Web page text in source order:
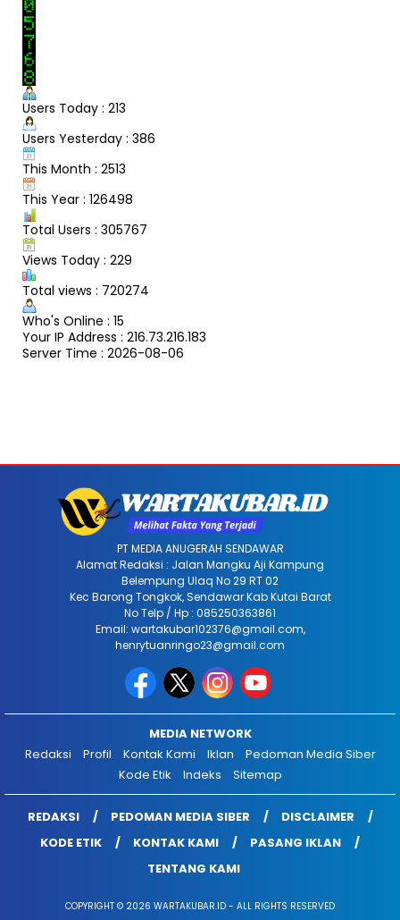
Users Today : 213
Users Yesterday : 386
This Month : 2513
This Year : 126498
Total Users : 305767
Views Today : 229
Total views : 720274
Who's Online : 15
Your IP Address : 216.73.216.183
Server Time : 2026-08-06
PT MEDIA ANUGERAH SENDAWAR
Alamat Redaksi : Jalan Mangku Aji Kampung
Belempung Ulaq No 29 RT 02
Kec Barong Tongkok, Sendawar Kab Kutai Barat
No Telp / Hp : 085250363861
Email: wartakubar102376@gmail.com,
henrytuanringo23@gmail.com
MEDIA NETWORK
Redaksi
Profil Kontak Kami Iklan
Pedoman Media Siber
Kode Etik
Indeks Sitemap
REDAKSI PEDOMAN MEDIA SIBER
DISCLAIMER
KODE ETIK
KONTAK KAMI
PASANG IKLAN
TENTANG KAMI
COPYRIGHT © 2026 WARTAKUBAR.ID - ALL RIGHTS RESERVED